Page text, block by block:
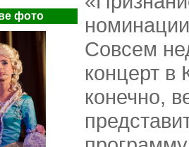
фото
Совсем
концерт в
конечно,